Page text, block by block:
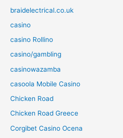
braidelectrical.co.uk
casino
casino Rollino
casino/gambling
casinowazamba
casoola Mobile Casino
Chicken Road
Chicken Road Greece
Corgibet Casino Ocena